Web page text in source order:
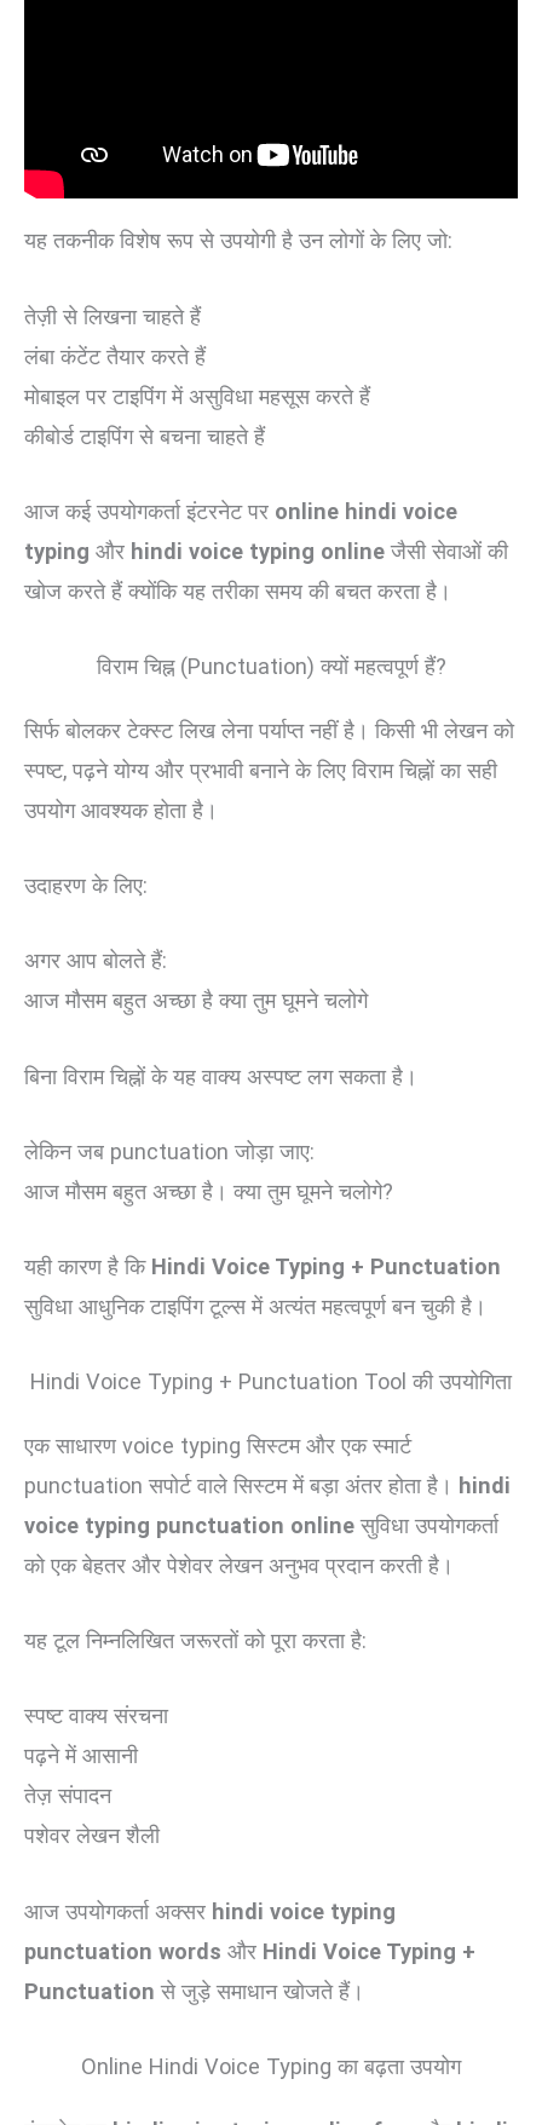
यह तकनीक विशेष रूप से उपयोगी है उन लोगों के लिए जो:
तेज़ी से लिखना चाहते हैं
लंबा कंटेंट तैयार करते हैं
मोबाइल पर टाइपिंग में असुविधा महसूस करते हैं
कीबोर्ड टाइपिंग से बचना चाहते हैं
आज कई उपयोगकर्ता इंटरनेट पर online hindi voice
typing और hindi voice typing onlineजैसी सेवाओं की
खोज करते हैं क्योंकि यह तरीका समय की बचत करता है।
विराम चिह्न (Punctuation) क्यों महत्वपूर्ण हैं?
सिर्फ बोलकर टेक्स्ट लिख लेना पर्याप्त नहीं है। किसी भी लेखन को
स्पष्ट, पढ़ने योग्य और प्रभावी बनाने के लिए विराम चिह्नों का सही
उपयोग आवश्यक होता है।
उदाहरण के लिए:
अगर आप बोलते हैं:
आज मौसम बहुत अच्छा है क्या तुम घूमने चलोगे
बिना विराम चिह्नों के यह वाक्य अस्पष्ट लग सकता है।
लेकिन जब punctuation जोड़ा जाए:
आज मौसम बहुत अच्छा है। क्या तुम घूमने चलोगे?
यही कारण है कि Hindi Voice Typing + Punctuation
सुविधा आधुनिक टाइपिंग टूल्स में अत्यंत महत्वपूर्ण बन चुकी है।
Hindi Voice Typing + Punctuation Tool की उपयोगिता
एक साधारण voice typing सिस्टम और एक स्मार्ट
punctuation सपोर्ट वाले सिस्टम में बड़ा अंतर होता है। hindi
voice typing punctuation onlineसुविधा उपयोगकर्ता
को एक बेहतर और पेशेवर लेखन अनुभव प्रदान करती है।
यह टूल निम्नलिखित जरूरतों को पूरा करता है:
स्पष्ट वाक्य संरचना
पढ़ने में आसानी
तेज़ संपादन
पशेवर लेखन शैली
आज उपयोगकर्ता अक्सर hindi voice typing
punctuation words और Hindi Voice Typing +
Punctuation से जुड़े समाधान खोजते हैं।
Online Hindi Voice Typing का बढ़ता उपयोग